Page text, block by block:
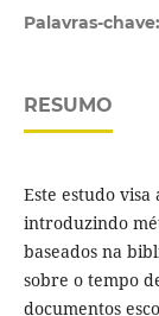
Palavras-chave:
RESUMO
Este estudo visa
introduzindo
baseados na
sobre o tempo
documentos